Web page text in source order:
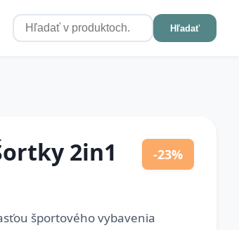
Hľadať
2in1
-23%
športového vybavenia